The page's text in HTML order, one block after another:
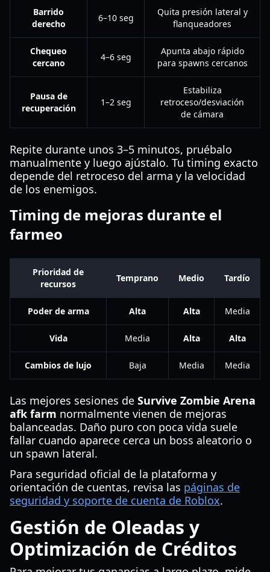
Barrido
derecho
6–10 seg
Quita presión lateral y
flanqueadores
Chequeo
cercano
4–6 seg
Apunta abajo rápido
para spawns cercanos
Pausa de
recuperación
1–2 seg
Estabiliza
retroceso/desviación
de cámara
Repite durante unos 3–5 minutos, pruébalo
manualmente y luego ajústalo. Tu timing exacto
depende del retroceso del arma y la velocidad
de los enemigos.
Timing de mejoras durante el
farmeo
Prioridad de
recursos
Temprano Medio Tardío
Poder de arma Alta Alta Media
Vida Media Alta Alta
Cambios de lujo Baja Media Media
Las mejores sesiones de Survive Zombie Arena
afk farm normalmente vienen de mejoras
balanceadas. Daño puro con poca vida suele
fallar cuando aparece cerca un boss aleatorio o
un spawn lateral.
Para seguridad oficial de la plataforma y
orientación de cuentas, revisa las páginas de
seguridad y soporte de cuenta de Roblox.
Gestión de Oleadas y
Optimización de Créditos